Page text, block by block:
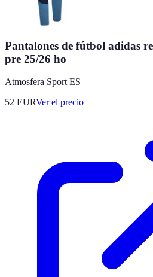
Pantalones de fútbol adidas
pre 25/26 ho
Atmosfera Sport ES
52 EURVer el precio